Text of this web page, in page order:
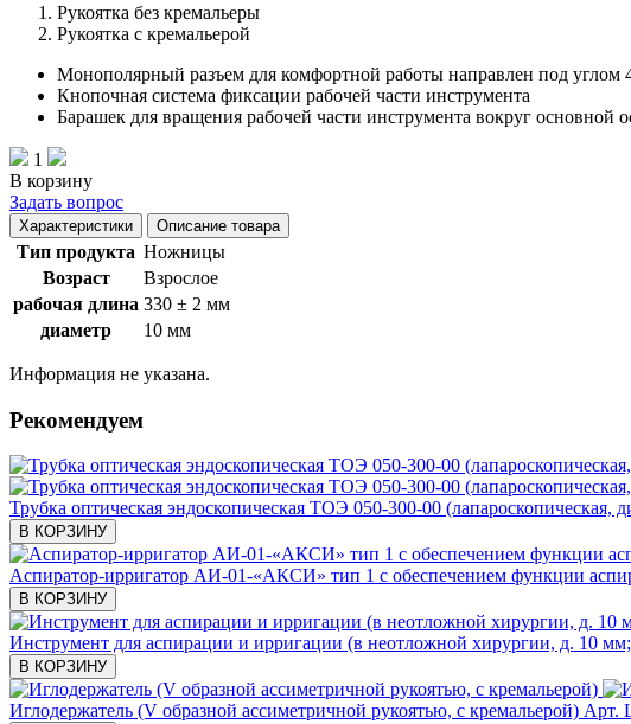
Рукоятка без кремальеры
Рукоятка с кремальерой
Монополярный разъем для комфортной работы направлен под углом
Кнопочная система фиксации рабочей части инструмента
Барашек для вращения рабочей части инструмента вокруг основной
1
В корзину
Задать вопрос
Характеристики Описание товара
Тип продукта Ножницы
Возраст
Взрослое
рабочая длина 330 ± 2 мм
диаметр
10 мм
Информация не указана.
Рекомендуем
Трубка оптическая эндоскопическая ТОЭ 050-300-00 (лапароскопическая,
В КОРЗИНУ
Аспиратор-ирригатор АИ-01-«АКСИ» тип 1 с обеспечением функции
В КОРЗИНУ
Инструмент для аспирации и ирригации (в неотложной хирургии, д. 10
В КОРЗИНУ
Иглодержатель (V образной ассиметричной рукоятью, с кремальерой) Арт.